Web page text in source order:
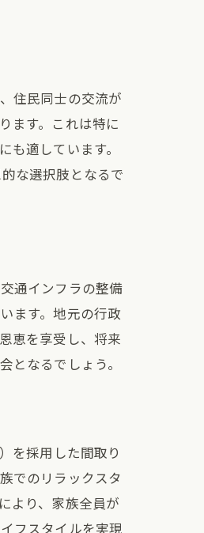
住民同士の交流が
ます。これは特に
適しています。
な選択肢となるで
通インフラの整備
ます。地元の行政
恵を享受し、将来
なるでしょう。
を採用した間取り
でのリラックスタ
より、家族全員が
フスタイルを実現